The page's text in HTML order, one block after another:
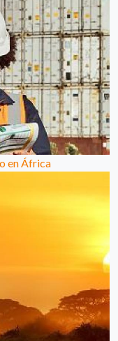
en África